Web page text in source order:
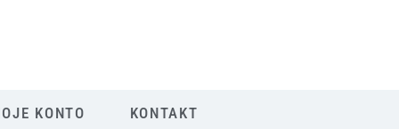
KONTO KONTAKT